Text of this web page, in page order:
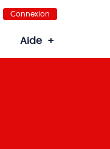
Connexion
Aide